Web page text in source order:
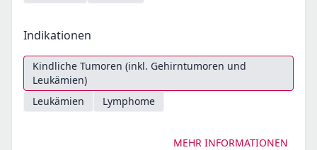
Indikationen
Kindliche Tumoren (inkl. Gehirntumoren und
Leukämien)
Leukämien
Lymphome
MEHR INFORMATIONEN